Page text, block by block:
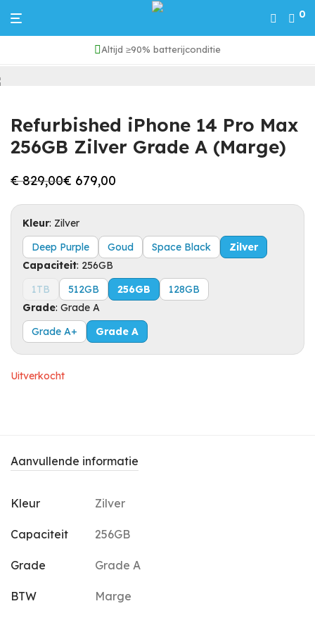
0
Altijd ≥90% batterijconditie
iPhone 14 Pro Max / Refurbished iPhone 14 Pro Max 256GB Zilver Grade A (Marge)
Refurbished iPhone 14 Pro Max
256GB Zilver Grade A (Marge)
€829,00
Oorspronkelijke
was:
€ 829,00.
€ 679,00
Huidige
is:
€ 679,00.
Kleur: Zilver
Deep Purple
Goud Space Black
Zilver
Capaciteit: 256GB
1TB
512GB 256GB
128GB
Grade: Grade A
Grade A+
Grade A
Uitverkocht
Aanvullende informatie
Kleur Zilver
Capaciteit 256GB
Grade Grade A
BTW Marge